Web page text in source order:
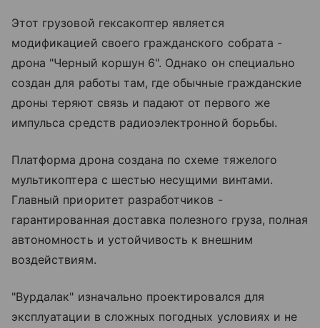
Этот грузовой гексакоптер является
модификацией своего гражданского собрата -
дрона "Черный коршун 6". Однако он специально
создан для работы там, где обычные гражданские
дроны теряют связь и падают от первого же
импульса средств радиоэлектронной борьбы.
Платформа дрона создана по схеме тяжелого
мультикоптера с шестью несущими винтами.
Главный приоритет разработчиков -
гарантированная доставка полезного груза, полная
автономность и устойчивость к внешним
воздействиям.
"Вурдалак" изначально проектировался для
эксплуатации в сложных погодных условиях и не